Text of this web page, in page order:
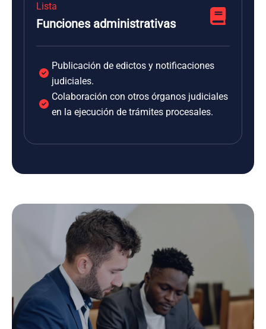
Lista
Funciones administrativas
Publicación de edictos y notificaciones
judiciales.
Colaboración con otros órganos judiciales
en la ejecución de trámites procesales.